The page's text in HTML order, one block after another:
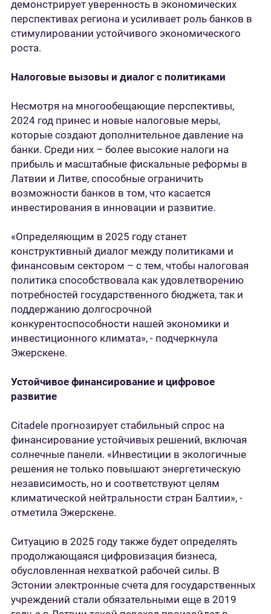
демонстрирует уверенность в экономических
перспективах региона и усиливает роль банков в
стимулировании устойчивого экономического
роста.
Налоговые вызовы и диалог с политиками
Несмотря на многообещающие перспективы,
2024 год принес и новые налоговые меры,
которые создают дополнительное давление на
банки. Среди них – более высокие налоги на
прибыль и масштабные фискальные реформы в
Латвии и Литве, способные ограничить
возможности банков в том, что касается
инвестирования в инновации и развитие.
«Определяющим в 2025 году станет
конструктивный диалог между политиками и
финансовым сектором – с тем, чтобы налоговая
политика способствовала как удовлетворению
потребностей государственного бюджета, так и
поддержанию долгосрочной
конкурентоспособности нашей экономики и
инвестиционного климата», - подчеркнула
Эжерскене.
Устойчивое финансирование и цифровое
развитие
Citadele прогнозирует стабильный спрос на
финансирование устойчивых решений, включая
солнечные панели. «Инвестиции в экологичные
решения не только повышают энергетическую
независимость, но и соответствуют целям
климатической нейтральности стран Балтии», -
отметила Эжерскене.
Ситуацию в 2025 году также будет определять
продолжающаяся цифровизация бизнеса,
обусловленная нехваткой рабочей силы. В
Эстонии электронные счета для государственных
учреждений стали обязательными еще в 2019